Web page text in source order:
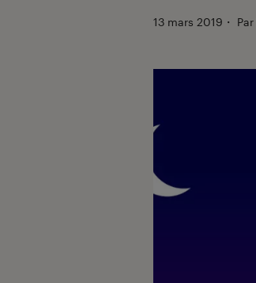
13 mars 2019 ・ Par